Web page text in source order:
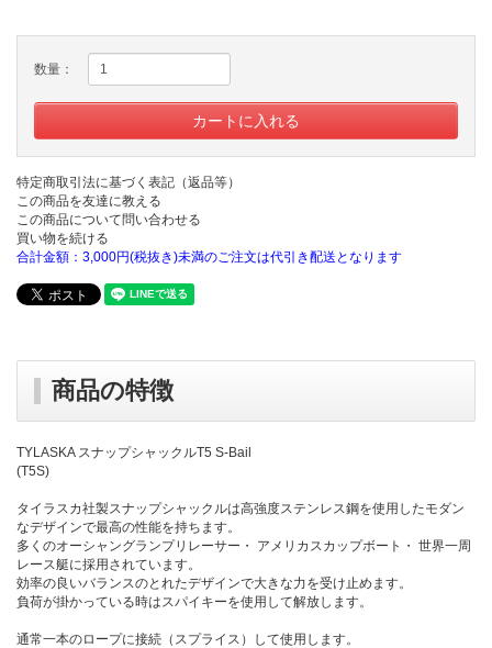
数量：
特定商取引法に基づく表記（返品等）
この商品を友達に教える
この商品について問い合わせる
買い物を続ける
合計金額：3,000円(税抜き)未満のご注文は代引き配送となります
商品の特徴
TYLASKA スナップシャックルT5 S-Bail
(T5S)
タイラスカ社製スナップシャックルは高強度ステンレス鋼を使用したモダン
なデザインで最高の性能を持ちます。
多くのオーシャングランプリレーサー・ アメリカスカップボート・ 世界一周
レース艇に採用されています。
効率の良いバランスのとれたデザインで大きな力を受け止めます。
負荷が掛かっている時はスパイキーを使用して解放します。
通常一本のロープに接続（スプライス）して使用します。